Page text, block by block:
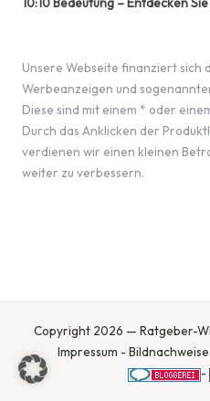
Unsere Webseite finanziert sich
Werbeanzeigen und
Diese sind mit einem * oder
Durch das Anklicken der
verdienen wir einen kleinen
weiter zu verbessern.
Copyright 2026 — Ratgeber-
Impressum - Bildnachweise
-